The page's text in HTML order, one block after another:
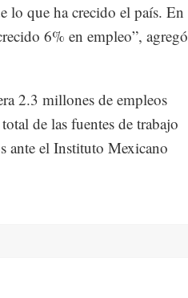
lo que ha crecido el país. En
6% en empleo”, agregó
2.3 millones de empleos
de las fuentes de trabajo
ante el Instituto Mexicano